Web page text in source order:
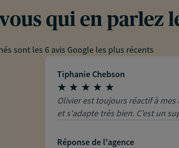
qui en parlez
sont les 6 avis Google les plus récents
Tiphanie Chebson
Olivier est toujours réactif à
et s'adapte très bien. C'est un
Réponse de l'agence